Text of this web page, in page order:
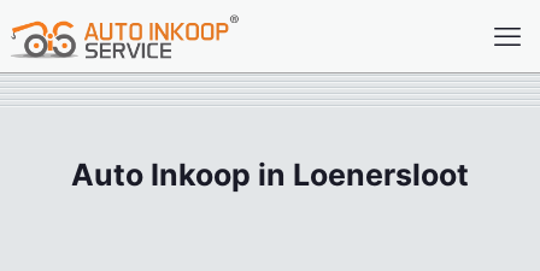
Auto Inkoop in Loenersloot